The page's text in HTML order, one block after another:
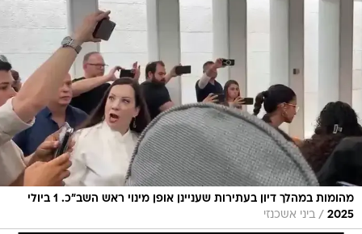
מהומות במהלך דיון בעתירות שעניינן אופן מינוי ראש השב"כ. 1 ביולי
2025
/ ביני אשכנזי